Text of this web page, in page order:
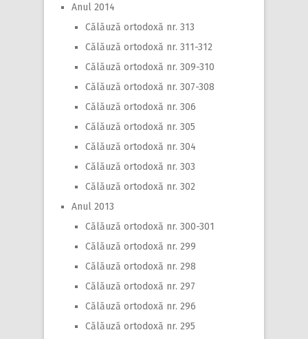
Anul 2014
Călăuză ortodoxă nr. 313
Călăuză ortodoxă nr. 311-312
Călăuză ortodoxă nr. 309-310
Călăuză ortodoxă nr. 307-308
Călăuză ortodoxă nr. 306
Călăuză ortodoxă nr. 305
Călăuză ortodoxă nr. 304
Călăuză ortodoxă nr. 303
Călăuză ortodoxă nr. 302
Anul 2013
Călăuză ortodoxă nr. 300-301
Călăuză ortodoxă nr. 299
Călăuză ortodoxă nr. 298
Călăuză ortodoxă nr. 297
Călăuză ortodoxă nr. 296
Călăuză ortodoxă nr. 295